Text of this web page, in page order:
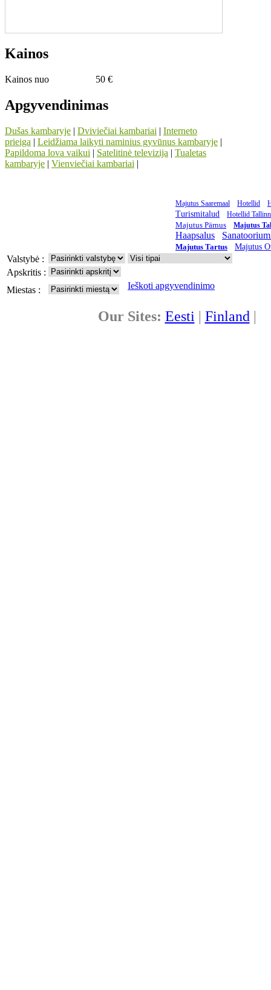
Kainos
Kainos nuo 50 €
Apgyvendinimas
Dušas kambaryje | Dviviečiai kambariai | Interneto
prieiga | Leidžiama laikyti naminius gyvūnus kambaryje |
Papildoma lova vaikui | Satelitinė televizija | Tualetas
kambaryje | Vienviečiai kambariai |
Majutus Saaremaal Hotellid
Turismitalud Hotellid
Majutus Pärnus Majutus
Haapsalus
Majutus Tartus Majutus
Valstybė :
Apskritis :
Miestas :
Ieškoti apgyvendinimo
Our Sites: Eesti | Finland |